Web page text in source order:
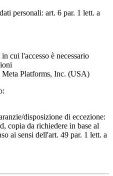
personali: art. 6 par. 1 lett. a
cui l'accesso è necessario
Platforms, Inc. (USA)
disposizione di eccezione:
copia da richiedere in base al
ai sensi dell'art. 49 par. 1 lett. a